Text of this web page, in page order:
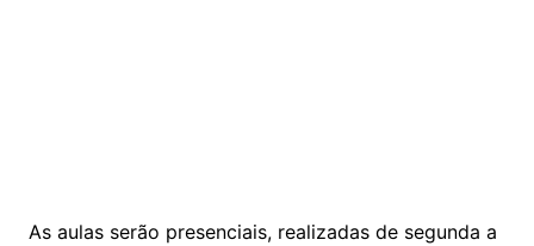
As aulas serão presenciais, realizadas de segunda a